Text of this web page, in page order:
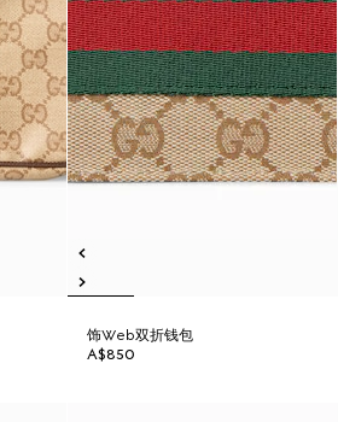
饰Web双折钱包
A$850